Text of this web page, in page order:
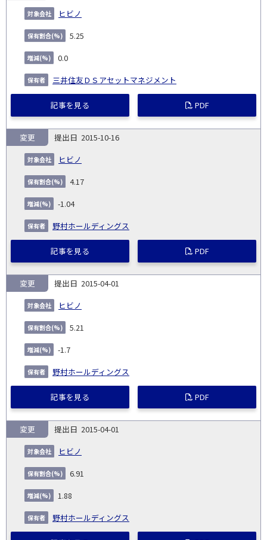
ヒビノ
5.25
0.0
三井住友ＤＳアセットマネジメント
記事を見る PDF
2015-10-16
ヒビノ
変更
4.17
-1.04
野村ホールディングス
記事を見る PDF
2015-04-01
ヒビノ
変更
5.21
-1.7
野村ホールディングス
記事を見る PDF
2015-04-01
ヒビノ
変更
6.91
1.88
野村ホールディングス